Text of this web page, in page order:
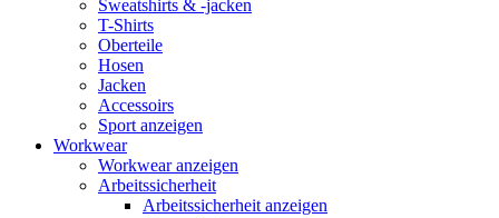
Sweatshirts & -jacken
T-Shirts
Oberteile
Hosen
Jacken
Accessoirs
Sport anzeigen
Workwear
Workwear anzeigen
Arbeitssicherheit
Arbeitssicherheit anzeigen